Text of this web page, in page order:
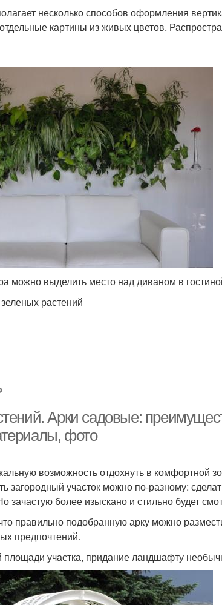
несколько способов оформления
картины из живых цветов.
можно выделить место над диваном в
растений
Арки садовые:
фото
возможность отдохнуть в комфортной
загородный участок можно по-разному:
зачастую более изыскано и стильно будет
правильно подобранную арку можно
предпочтений.
площади участка, придание ландшафту